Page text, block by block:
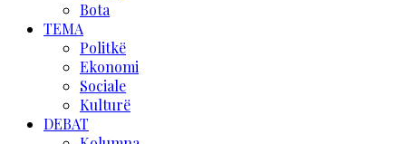
Bota
TEMA
Politkë
Ekonomi
Sociale
Kulturë
DEBAT